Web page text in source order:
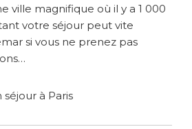
ville magnifique où il y a 1 000
votre séjour peut vite
si vous ne prenez pas